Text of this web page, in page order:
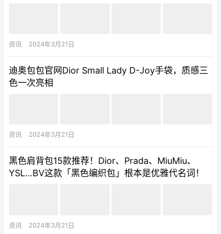
资讯 2024年3月21日
迪奥包包官网Dior Small Lady D-Joy手袋，质感三
色一次亮相
资讯 2024年3月21日
黑色肩背包15款推荐！Dior、Prada、MiuMiu、
YSL…BV这款「黑色编织包」根本是优雅代名词！
资讯 2024年3月21日